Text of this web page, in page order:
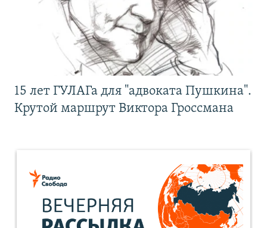
15 лет ГУЛАГа для "адвоката Пушкина".
Крутой маршрут Виктора Гроссмана